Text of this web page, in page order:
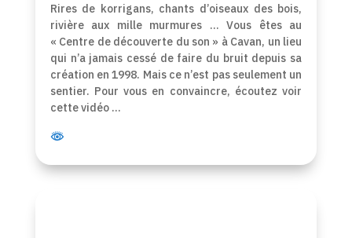
Rires de korrigans, chants d’oiseaux des bois,
rivière aux mille murmures … Vous êtes au
« Centre de découverte du son » à Cavan, un lieu
qui n’a jamais cessé de faire du bruit depuis sa
création en 1998. Mais ce n’est pas seulement un
sentier. Pour vous en convaincre, écoutez voir
cette vidéo …